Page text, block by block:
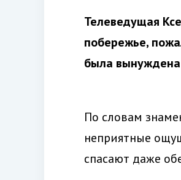
Телеведущая
побережье,
была вынуждена
По словам
неприятные
спасают даже